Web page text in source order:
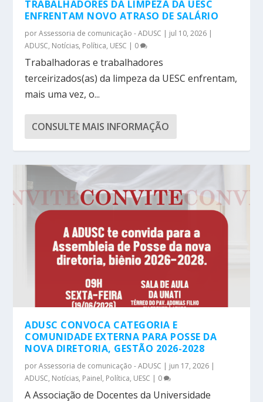
TRABALHADORES DA LIMPEZA DA UESC
ENFRENTAM NOVO ATRASO DE SALÁRIO
porAssessoria de comunicação - ADUSC | jul 10, 2026 |
ADUSC, Notícias, Política, UESC | 0
Trabalhadoras e trabalhadores
terceirizados(as) da limpeza da UESC enfrentam,
mais uma vez, o...
CONSULTE MAIS INFORMAÇÃO
ADUSC CONVOCA CATEGORIA E
COMUNIDADE EXTERNA PARA POSSE DA
NOVA DIRETORIA, GESTÃO 2026-2028
porAssessoria de comunicação - ADUSC | jun 17, 2026 |
ADUSC, Notícias, Painel, Política, UESC | 0
A Associação de Docentes da Universidade